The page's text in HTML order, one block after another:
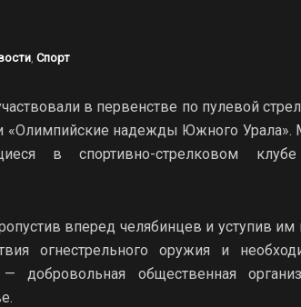
Спорт
в первенстве по пулевой
«Олимпийские надежды Южного Урала».
в спортивно-стрелковом
вперед челябинцев и уступив им
огнестрельного оружия и
добровольная общественная